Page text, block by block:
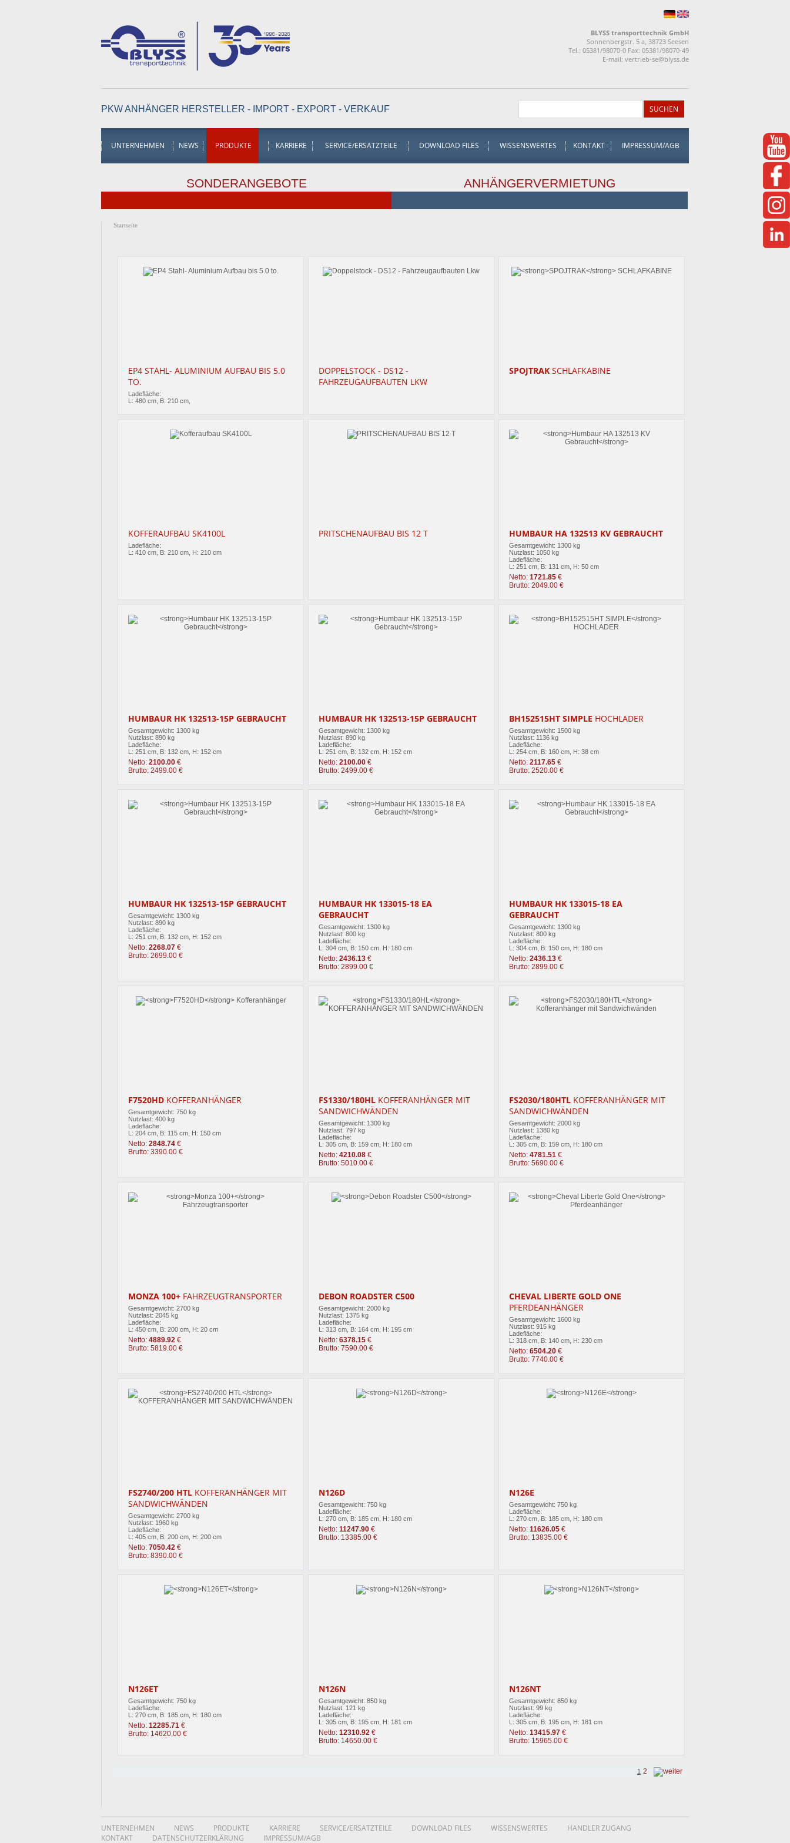
BLYSS transporttechnik GmbH
Sonnenbergstr. 5 a, 38723 Seesen
Tel.: 05381/98070-0 Fax: 05381/98070-49
E-mail: vertrieb-se@blyss.de
PKW ANHÄNGER HERSTELLER - IMPORT - EXPORT - VERKAUF
UNTERNEHMEN NEWS PRODUKTE KARRIERE SERVICE/ERSATZTEILE DOWNLOAD FILES WISSENSWERTES KONTAKT IMPRESSUM/AGB
SONDERANGEBOTE ANHÄNGERVERMIETUNG
Startseite
EP4 STAHL- ALUMINIUM AUFBAU BIS 5.0
TO.
Ladefläche:
L: 480 cm, B: 210 cm,
DOPPELSTOCK - DS12 -
FAHRZEUGAUFBAUTEN LKW
SPOJTRAK SCHLAFKABINE
KOFFERAUFBAU SK4100L
Ladefläche:
L: 410 cm, B: 210 cm, H: 210 cm
PRITSCHENAUFBAU BIS 12 T HUMBAUR HA 132513 KV GEBRAUCHT
Gesamtgewicht: 1300 kg
Nutzlast: 1050 kg
Ladefläche:
L: 251 cm, B: 131 cm, H: 50 cm
Netto: 1721.85 €
Brutto: 2049.00 €
HUMBAUR HK 132513-15P GEBRAUCHT
Gesamtgewicht: 1300 kg
Nutzlast: 890 kg
Ladefläche:
L: 251 cm, B: 132 cm, H: 152 cm
Netto: 2100.00 €
Brutto: 2499.00 €
HUMBAUR HK 132513-15P GEBRAUCHT
Gesamtgewicht: 1300 kg
Nutzlast: 890 kg
Ladefläche:
L: 251 cm, B: 132 cm, H: 152 cm
Netto: 2100.00 €
Brutto: 2499.00 €
BH152515HT SIMPLE HOCHLADER
Gesamtgewicht: 1500 kg
Nutzlast: 1136 kg
Ladefläche:
L: 254 cm, B: 160 cm, H: 38 cm
Netto: 2117.65 €
Brutto: 2520.00 €
HUMBAUR HK 132513-15P GEBRAUCHT
Gesamtgewicht: 1300 kg
Nutzlast: 890 kg
Ladefläche:
L: 251 cm, B: 132 cm, H: 152 cm
Netto: 2268.07 €
Brutto: 2699.00 €
HUMBAUR HK 133015-18 EA
GEBRAUCHT
Gesamtgewicht: 1300 kg
Nutzlast: 800 kg
Ladefläche:
L: 304 cm, B: 150 cm, H: 180 cm
Netto: 2436.13 €
Brutto: 2899.00 €
HUMBAUR HK 133015-18 EA
GEBRAUCHT
Gesamtgewicht: 1300 kg
Nutzlast: 800 kg
Ladefläche:
L: 304 cm, B: 150 cm, H: 180 cm
Netto: 2436.13 €
Brutto: 2899.00 €
F7520HD KOFFERANHÄNGER
Gesamtgewicht: 750 kg
Nutzlast: 400 kg
Ladefläche:
L: 204 cm, B: 115 cm, H: 150 cm
Netto: 2848.74 €
Brutto: 3390.00 €
FS1330/180HL KOFFERANHÄNGER MIT
SANDWICHWÄNDEN
Gesamtgewicht: 1300 kg
Nutzlast: 797 kg
Ladefläche:
L: 305 cm, B: 159 cm, H: 180 cm
Netto: 4210.08 €
Brutto: 5010.00 €
FS2030/180HTL KOFFERANHÄNGER MIT
SANDWICHWÄNDEN
Gesamtgewicht: 2000 kg
Nutzlast: 1380 kg
Ladefläche:
L: 305 cm, B: 159 cm, H: 180 cm
Netto: 4781.51 €
Brutto: 5690.00 €
MONZA 100+ FAHRZEUGTRANSPORTER
Gesamtgewicht: 2700 kg
Nutzlast: 2045 kg
Ladefläche:
L: 450 cm, B: 200 cm, H: 20 cm
Netto: 4889.92 €
Brutto: 5819.00 €
DEBON ROADSTER C500
Gesamtgewicht: 2000 kg
Nutzlast: 1375 kg
Ladefläche:
L: 313 cm, B: 164 cm, H: 195 cm
Netto: 6378.15 €
Brutto: 7590.00 €
CHEVAL LIBERTE GOLD ONE
PFERDEANHÄNGER
Gesamtgewicht: 1600 kg
Nutzlast: 915 kg
Ladefläche:
L: 318 cm, B: 140 cm, H: 230 cm
Netto: 6504.20 €
Brutto: 7740.00 €
FS2740/200 HTL KOFFERANHÄNGER MIT
SANDWICHWÄNDEN
Gesamtgewicht: 2700 kg
Nutzlast: 1960 kg
Ladefläche:
L: 405 cm, B: 200 cm, H: 200 cm
Netto: 7050.42 €
Brutto: 8390.00 €
N126D
Gesamtgewicht: 750 kg
Ladefläche:
L: 270 cm, B: 185 cm, H: 180 cm
Netto: 11247.90 €
Brutto: 13385.00 €
N126E
Gesamtgewicht: 750 kg
Ladefläche:
L: 270 cm, B: 185 cm, H: 180 cm
Netto: 11626.05 €
Brutto: 13835.00 €
N126ET
Gesamtgewicht: 750 kg
Ladefläche:
L: 270 cm, B: 185 cm, H: 180 cm
Netto: 12285.71 €
Brutto: 14620.00 €
N126N
Gesamtgewicht: 850 kg
Nutzlast: 121 kg
Ladefläche:
L: 305 cm, B: 195 cm, H: 181 cm
Netto: 12310.92 €
Brutto: 14650.00 €
N126NT
Gesamtgewicht: 850 kg
Nutzlast: 99 kg
Ladefläche:
L: 305 cm, B: 195 cm, H: 181 cm
Netto: 13415.97 €
Brutto: 15965.00 €
1 2
UNTERNEHMEN NEWS PRODUKTE KARRIERE SERVICE/ERSATZTEILE DOWNLOAD FILES WISSENSWERTES
HANDLER ZUGANG
KONTAKT
DATENSCHUTZERKLÄRUNG IMPRESSUM/AGB